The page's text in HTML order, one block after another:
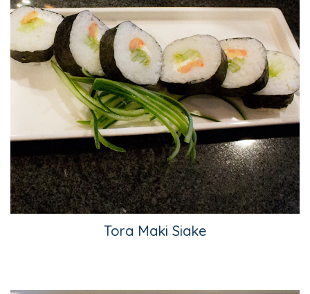
Tora Maki Siake